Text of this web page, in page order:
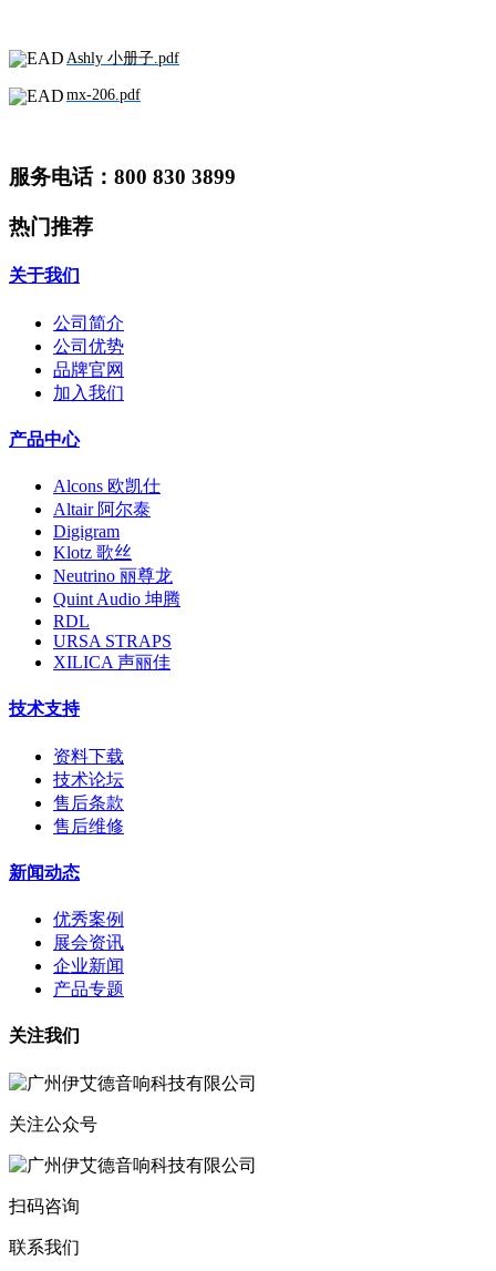
Ashly 小册子.pdf
mx-206.pdf
服务电话：800 830 3899
热门推荐
关于我们
公司简介
公司优势
品牌官网
加入我们
产品中心
Alcons 欧凯仕
Altair 阿尔泰
Digigram
Klotz 歌丝
Neutrino 丽尊龙
Quint Audio 坤腾
RDL
URSA STRAPS
XILICA 声丽佳
技术支持
资料下载
技术论坛
售后条款
售后维修
新闻动态
优秀案例
展会资讯
企业新闻
产品专题
关注我们
关注公众号
扫码咨询
联系我们